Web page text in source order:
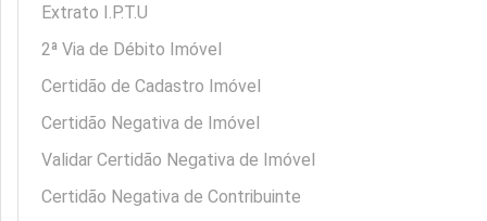
Extrato I.P.T.U
2ª Via de Débito Imóvel
Certidão de Cadastro Imóvel
Certidão Negativa de Imóvel
Validar Certidão Negativa de Imóvel
Certidão Negativa de Contribuinte